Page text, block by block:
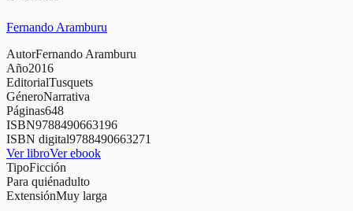
Fernando Aramburu
AutorFernando Aramburu
Año2016
EditorialTusquets
GéneroNarrativa
Páginas648
ISBN9788490663196
ISBN digital9788490663271
Ver libroVer ebook
TipoFicción
Para quiénadulto
ExtensiónMuy larga